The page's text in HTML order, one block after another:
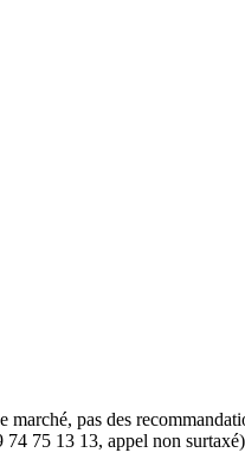
pas des
74 75 13 13, appel non